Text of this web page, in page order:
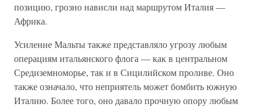
позицию, грозно нависли над маршрутом Италия —
Африка.
Усиление Мальты также представляло угрозу любым
операциям итальянского флога — как в центральном
Средиземноморье, так и в Сицилийском проливе. Оно
также означало, что неприятель может бомбить южную
Италию. Более того, оно давало прочную опору любым